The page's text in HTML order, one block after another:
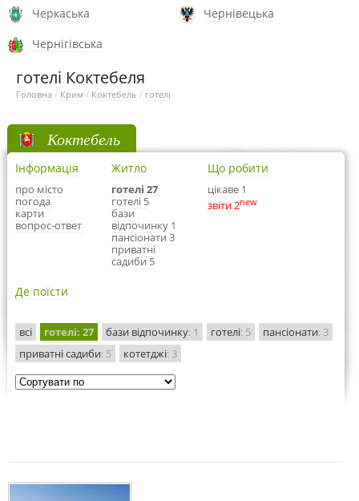
Черкаська
Чернівецька
Чернігівська
готелі Коктебеля
Головна / Крим / Коктебель / готелі
Коктебель
Інформація
про місто
погода
карти
вопрос-ответ
Житло
готелі 27
готелі 5
бази
відпочинку 1
пансіонати 3
приватні
садиби 5
Що робити
цікаве 1
звіти 2new
Де поїсти
всі готелі: 27 бази відпочинку: 1 готелі: 5 пансіонати: 3
приватні садиби: 5 котетджі: 3